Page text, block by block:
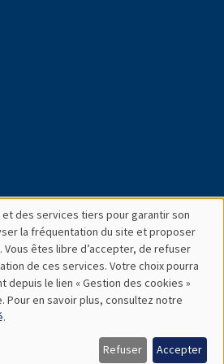
des services tiers pour garantir son
la fréquentation du site et proposer
êtes libre d’accepter, de refuser
de ces services. Votre choix pourra
depuis le lien « Gestion des cookies »
Pour en savoir plus, consultez notre
.
Refuser Accepter